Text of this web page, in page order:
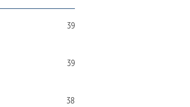
39
39
38